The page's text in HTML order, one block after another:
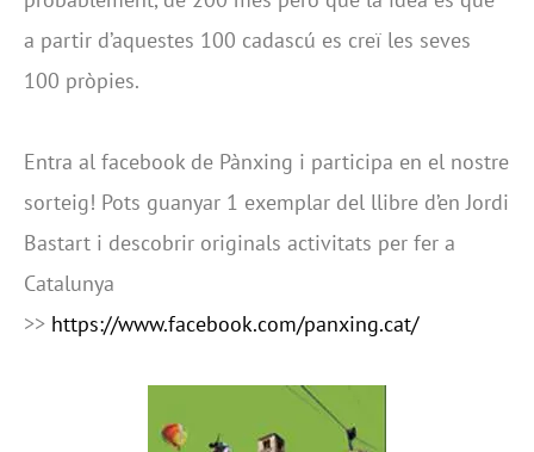
a partir d’aquestes 100 cadascú es creï les seves
100 pròpies.
Entra al facebook de Pànxing i participa en el nostre
sorteig! Pots guanyar 1 exemplar del llibre d’en Jordi
Bastart i descobrir originals activitats per fer a
Catalunya
>> https://www.facebook.com/panxing.cat/